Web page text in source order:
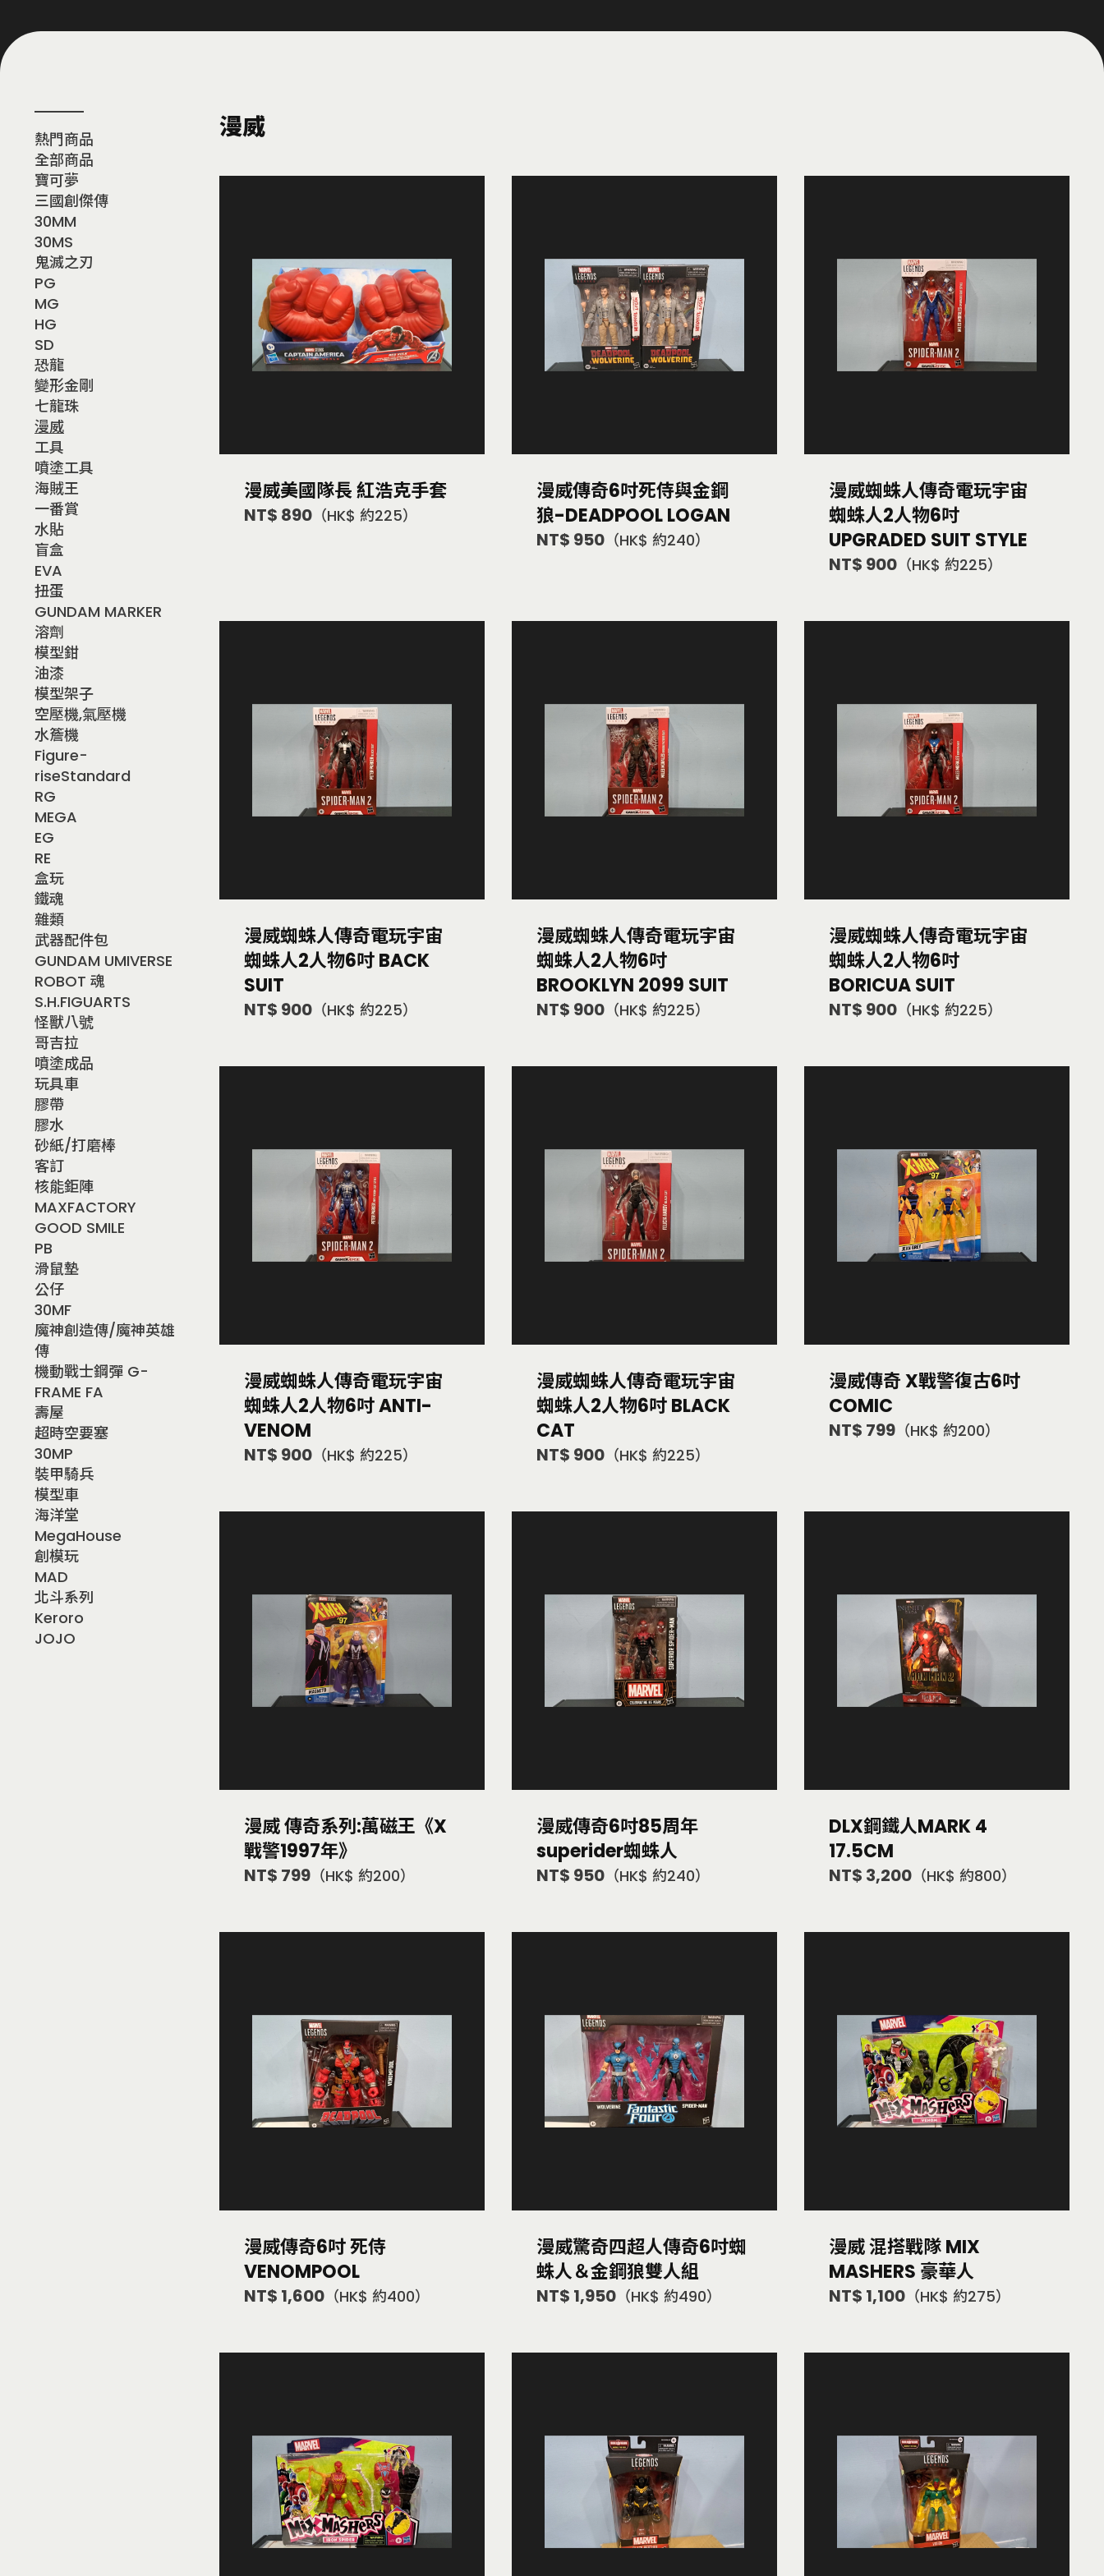
熱門商品
全部商品
寶可夢
三國創傑傳
30MM
30MS
鬼滅之刃
PG
MG
HG
SD
恐龍
變形金剛
七龍珠
漫威
工具
噴塗工具
海賊王
一番賞
水貼
盲盒
EVA
扭蛋
GUNDAM MARKER
溶劑
模型鉗
油漆
模型架子
空壓機,氣壓機
水簷機
Figure-
riseStandard
RG
MEGA
EG
RE
盒玩
鐵魂
雜類
武器配件包
GUNDAM UMIVERSE
ROBOT 魂
S.H.FIGUARTS
怪獸八號
哥吉拉
噴塗成品
玩具車
膠帶
膠水
砂紙/打磨棒
客訂
核能鉅陣
MAXFACTORY
GOOD SMILE
PB
滑鼠墊
公仔
30MF
魔神創造傳/魔神英雄
傳
機動戰士鋼彈 G-
FRAME FA
壽屋
超時空要塞
30MP
裝甲騎兵
模型車
海洋堂
MegaHouse
創模玩
MAD
北斗系列
Keroro
JOJO
漫威
漫威美國隊長 紅浩克手套
NT$ 890 （HK$ 約225）
漫威傳奇6吋死侍與金鋼
狼-DEADPOOL LOGAN
NT$ 950 （HK$ 約240）
漫威蜘蛛人傳奇電玩宇宙
蜘蛛人2人物6吋
UPGRADED SUIT STYLE
NT$ 900 （HK$ 約225）
漫威蜘蛛人傳奇電玩宇宙
蜘蛛人2人物6吋 BACK
SUIT
NT$ 900 （HK$ 約225）
漫威蜘蛛人傳奇電玩宇宙
蜘蛛人2人物6吋
BROOKLYN 2099 SUIT
NT$ 900 （HK$ 約225）
漫威蜘蛛人傳奇電玩宇宙
蜘蛛人2人物6吋
BORICUA SUIT
NT$ 900 （HK$ 約225）
漫威蜘蛛人傳奇電玩宇宙
蜘蛛人2人物6吋 ANTI-
VENOM
NT$ 900 （HK$ 約225）
漫威蜘蛛人傳奇電玩宇宙
蜘蛛人2人物6吋 BLACK
CAT
NT$ 900 （HK$ 約225）
漫威傳奇 X戰警復古6吋
COMIC
NT$ 799 （HK$ 約200）
漫威 傳奇系列:萬磁王《X
戰警1997年》
NT$ 799 （HK$ 約200）
漫威傳奇6吋85周年
superider蜘蛛人
NT$ 950 （HK$ 約240）
DLX鋼鐵人MARK 4
17.5CM
NT$ 3,200 （HK$ 約800）
漫威傳奇6吋 死侍
VENOMPOOL
NT$ 1,600 （HK$ 約400）
漫威驚奇四超人傳奇6吋蜘
蛛人＆金鋼狼雙人組
NT$ 1,950 （HK$ 約490）
漫威 混搭戰隊 MIX
MASHERS 豪華人
NT$ 1,100 （HK$ 約275）